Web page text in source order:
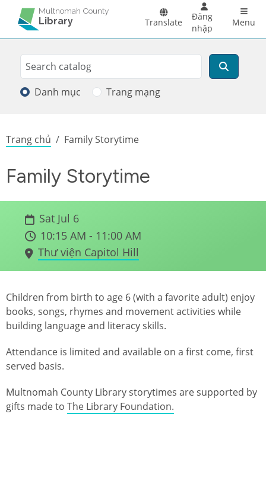
Skip to main content
Multnomah County
Library Translate
Đăng
nhập
Menu
Search
Tìm kiếm
Danh mục Trang mạng
Breadcrumb
Trang chủ Family Storytime
Family Storytime
Sat Jul 6
10:15 AM - 11:00 AM
Thư viện Capitol Hill
Children from birth to age 6 (with a favorite adult) enjoy
books, songs, rhymes and movement activities while
building language and literacy skills.
Attendance is limited and available on a first come, first
served basis.
Multnomah County Library storytimes are supported by
gifts made to The Library Foundation.